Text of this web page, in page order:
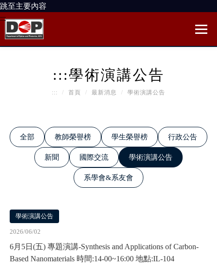
跳至主要內容
:::
:::學術演講公告
::: 首頁 最新消息 學術演講公告
全部 教師榮譽榜 學生榮譽榜 行政公告
新聞 國際交流 學術演講公告
系學會&系友會
學術演講公告
2026/06/02
6月5日(五) 專題演講-Synthesis and Applications of Carbon-
Based Nanomaterials 時間:14-00~16:00 地點:IL-104